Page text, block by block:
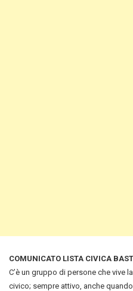
COMUNICATO LISTA CIVICA
C’è un gruppo di persone che vive
civico; sempre attivo, anche